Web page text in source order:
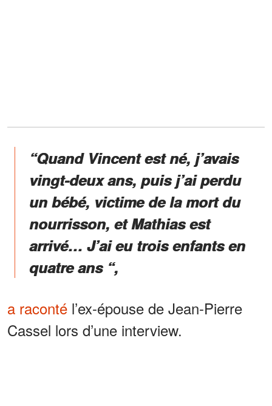
“Quand Vincent est né, j’avais
vingt-deux ans, puis j’ai perdu
un bébé, victime de la mort du
nourrisson, et Mathias est
arrivé… J’ai eu trois enfants en
quatre ans “,
a raconté l’ex-épouse de Jean-Pierre
Cassel lors d’une interview.